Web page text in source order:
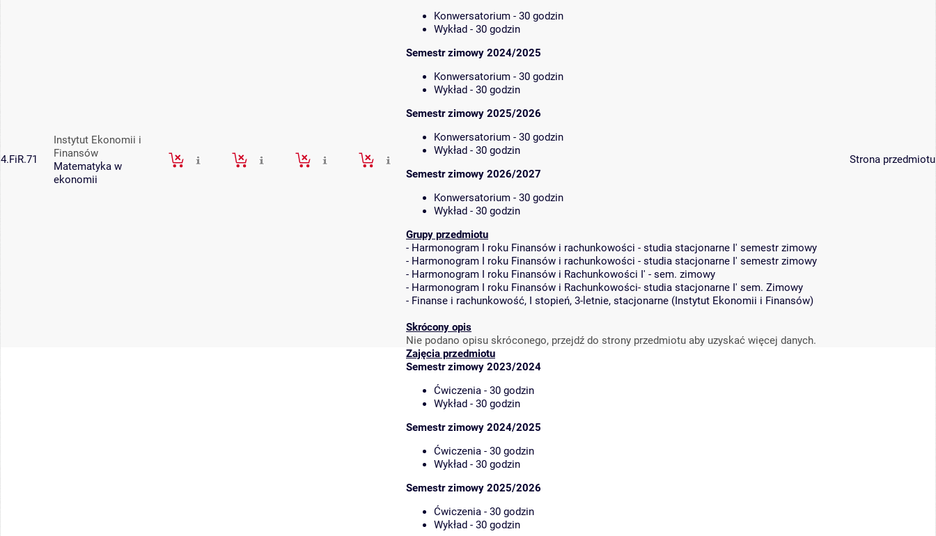
4.FiR.71
Instytut Ekonomii i
Finansów
Matematyka w
ekonomii
Konwersatorium - 30 godzin
Wykład - 30 godzin
Semestr zimowy 2024/2025
Konwersatorium - 30 godzin
Wykład - 30 godzin
Semestr zimowy 2025/2026
Konwersatorium - 30 godzin
Wykład - 30 godzin
Semestr zimowy 2026/2027
Konwersatorium - 30 godzin
Wykład - 30 godzin
Grupy przedmiotu
- Harmonogram I roku Finansów i rachunkowości - studia stacjonarne I' semestr zimowy
- Harmonogram I roku Finansów i rachunkowości - studia stacjonarne I' semestr zimowy
- Harmonogram I roku Finansów i Rachunkowości I' - sem. zimowy
- Harmonogram I roku Finansów i Rachunkowości- studia stacjonarne I' sem. Zimowy
- Finanse i rachunkowość, I stopień, 3-letnie, stacjonarne (Instytut Ekonomii i Finansów)
Skrócony opis
Nie podano opisu skróconego, przejdź do strony przedmiotu aby uzyskać więcej danych.
Strona przedmiotu
Zajęcia przedmiotu
Semestr zimowy 2023/2024
Ćwiczenia - 30 godzin
Wykład - 30 godzin
Semestr zimowy 2024/2025
Ćwiczenia - 30 godzin
Wykład - 30 godzin
Semestr zimowy 2025/2026
Ćwiczenia - 30 godzin
Wykład - 30 godzin